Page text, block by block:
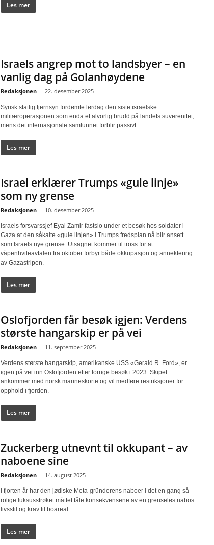
Les mer
Israels angrep mot to landsbyer – en
vanlig dag på Golanhøydene
Redaksjonen - 22. desember 2025
Syrisk statlig fjernsyn fordømte lørdag den siste israelske
militæroperasjonen som enda et alvorlig brudd på landets suverenitet,
mens det internasjonale samfunnet forblir passivt.
Les mer
Israel erklærer Trumps «gule linje»
som ny grense
Redaksjonen - 10. desember 2025
Israels forsvarssjef Eyal Zamir fastslo under et besøk hos soldater i
Gaza at den såkalte «gule linjen» i Trumps fredsplan nå blir ansett
som Israels nye grense. Utsagnet kommer til tross for at
våpenhvileavtalen fra oktober forbyr både okkupasjon og annektering
av Gazastripen.
Les mer
Oslofjorden får besøk igjen: Verdens
største hangarskip er på vei
Redaksjonen - 11. september 2025
Verdens største hangarskip, amerikanske USS «Gerald R. Ford», er
igjen på vei inn Oslofjorden etter forrige besøk i 2023. Skipet
ankommer med norsk marineskorte og vil medføre restriksjoner for
opphold i fjorden.
Les mer
Zuckerberg utnevnt til okkupant – av
naboene sine
Redaksjonen - 14. august 2025
I fjorten år har den jødiske Meta-gründerens naboer i det en gang så
rolige luksusstrøket måttet tåle konsekvensene av en grenseløs nabos
livsstil og krav til boareal.
Les mer